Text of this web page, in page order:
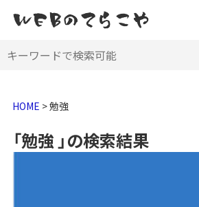
HOME >勉強
「勉強 」の検索結果